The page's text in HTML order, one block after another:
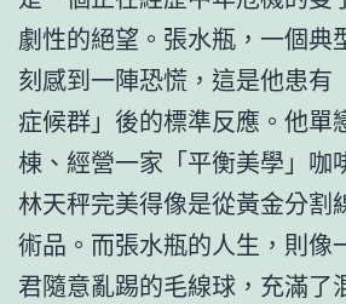
劇性的絕望。張水瓶，一個典
刻感到一陣恐慌，這是他患有
症候群」後的標準反應。他單
棟、經營一家「平衡美學」咖
林天秤完美得像是從黃金分割
術品。而張水瓶的人生，則像
君隨意亂踢的毛線球，充滿了